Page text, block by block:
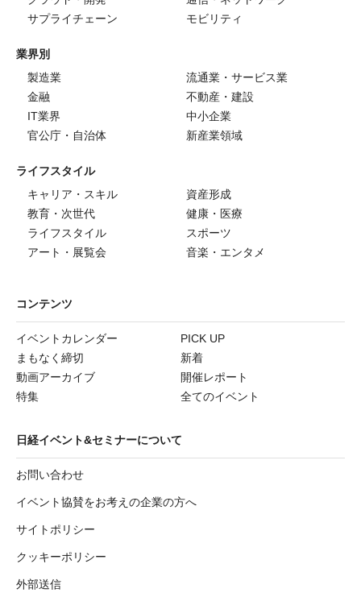
サプライチェーン
モビリティ
業界別
製造業
流通業・サービス業
金融
不動産・建設
IT業界
中小企業
官公庁・自治体
新産業領域
ライフスタイル
キャリア・スキル
資産形成
教育・次世代
健康・医療
ライフスタイル
スポーツ
アート・展覧会
音楽・エンタメ
コンテンツ
イベントカレンダー
PICK UP
まもなく締切
新着
動画アーカイブ
開催レポート
特集
全てのイベント
日経イベント&セミナーについて
お問い合わせ
イベント協賛をお考えの企業の方へ
サイトポリシー
クッキーポリシー
外部送信